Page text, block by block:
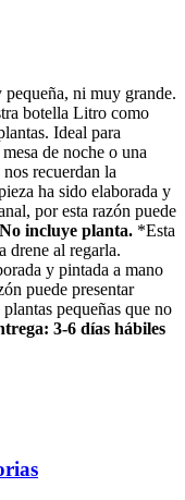
ni muy grande.
botella Litro como
Ideal para
de noche o una
recuerdan la
ha sido elaborada y
por esta razón puede
incluye planta. *Esta
drene al regarla.
y pintada a mano
puede presentar
pequeñas que no
3-6 días hábiles